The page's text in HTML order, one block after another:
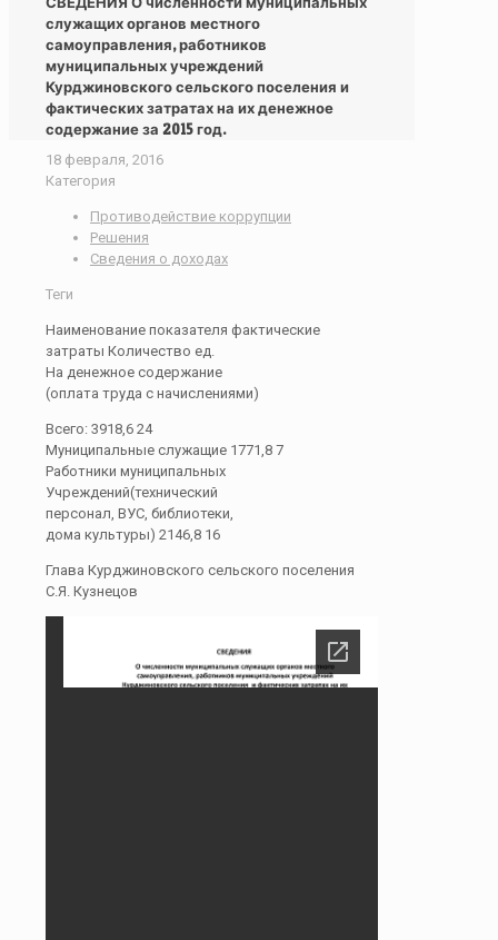
служащих органов местного
самоуправления, работников
муниципальных учреждений
Курджиновского сельского поселения и
фактических затратах на их денежное
содержание за 2015 год.
18 февраля, 2016
Категория
Противодействие коррупции
Решения
Сведения о доходах
Теги
Наименование показателя фактические
затраты Количество ед.
На денежное содержание
(оплата труда с начислениями)
Всего: 3918,6 24
Муниципальные служащие 1771,8 7
Работники муниципальных
Учреждений(технический
персонал, ВУС, библиотеки,
дома культуры) 2146,8 16
Глава Курджиновского сельского поселения
С.Я. Кузнецов